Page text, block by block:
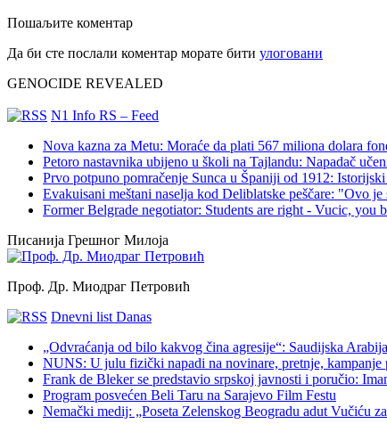
Пошаљите коментар
Да би сте послали коментар морате бити улоговани
GENOCIDE REVEALED
N1 Info RS – Feed
Nova kazna za Metu: Moraće da plati 567 miliona dolara
Petoro nastavnika ubijeno u školi na Tajlandu: Napadač
Prvo potpuno pomračenje Sunca u Španiji od 1912:
Evakuisani meštani naselja kod Deliblatske peščare: "Ovo
Former Belgrade negotiator: Students are right - Vucic, you
Писанија Грешног Милоја
Проф. Др. Миодраг Петровић
Dnevni list Danas
„Odvraćanja od bilo kakvog čina agresije“: Saudijska
NUNS: U julu fizički napadi na novinare, pretnje,
Frank de Bleker se predstavio srpskoj javnosti i poručio:
Program posvećen Beli Taru na Sarajevo Film Festu
Nemački medij: „Poseta Zelenskog Beogradu adut Vučiću